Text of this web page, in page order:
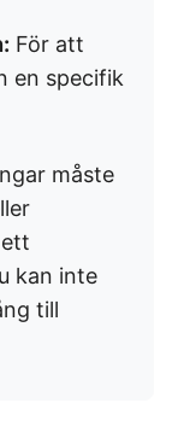
För att
en specifik
måste
kan inte
till